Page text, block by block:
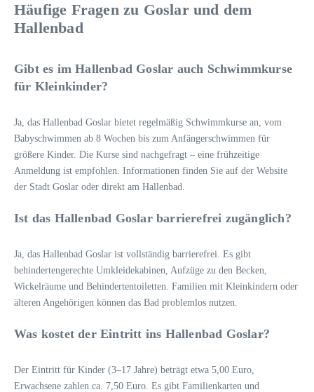
Häufige Fragen zu Goslar und dem
Hallenbad
Gibt es im Hallenbad Goslar auch Schwimmkurse
für Kleinkinder?
Ja, das Hallenbad Goslar bietet regelmäßig Schwimmkurse an, vom
Babyschwimmen ab 8 Wochen bis zum Anfängerschwimmen für
größere Kinder. Die Kurse sind nachgefragt – eine frühzeitige
Anmeldung ist empfohlen. Informationen finden Sie auf der Website
der Stadt Goslar oder direkt am Hallenbad.
Ist das Hallenbad Goslar barrierefrei zugänglich?
Ja, das Hallenbad Goslar ist vollständig barrierefrei. Es gibt
behindertengerechte Umkleidekabinen, Aufzüge zu den Becken,
Wickelräume und Behindertentoiletten. Familien mit Kleinkindern oder
älteren Angehörigen können das Bad problemlos nutzen.
Was kostet der Eintritt ins Hallenbad Goslar?
Der Eintritt für Kinder (3–17 Jahre) beträgt etwa 5,00 Euro,
Erwachsene zahlen ca. 7,50 Euro. Es gibt Familienkarten und